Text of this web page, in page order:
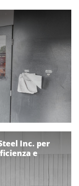
Inc. per
e